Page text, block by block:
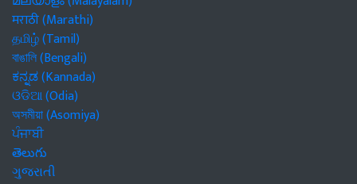
मराठी (Marathi)
தமிழ் (Tamil)
বাঙালি (Bengali)
ಕನ್ನಡ (Kannada)
ଓଡିଆ (Odia)
অসমীয়া (Asomiya)
ਪੰਜਾਬੀ
తెలుగు
ગુજરાતી